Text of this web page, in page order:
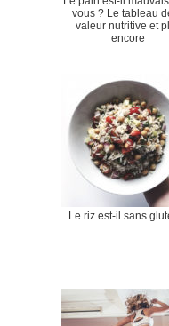
vous ? Le tableau
valeur nutritive et
encore
Le riz est-il sans